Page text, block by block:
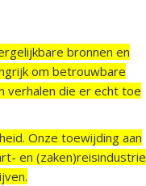
bronnen en
om betrouwbare
verhalen die er echt toe
Onze toewijding aan
en (zaken)reisindustrie